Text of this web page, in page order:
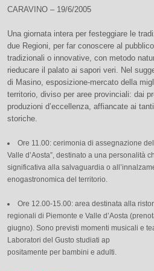
CARAVINO – 19/6/2005
Una giornata intera per festeggiare le
due Regioni, per far conoscere al
tradizionali o innovative, con metodo
rieducare il palato ai sapori veri. Nel
di Masino, esposizione-mercato della
territorio, diviso per aree provinciali: dai
produzioni d’eccellenza, affiancate ai
storiche.
Ore 11.00: cerimonia di assegnazione
Valle d’Aosta”, destinato a una personalità
significativa alla salvaguardia o
enogastronomica del territorio.
Ore 12.00-15.00: area destinata alla
regionali di Piemonte e Valle d’Aosta
giugno). Sono previsti momenti musicali e
Laboratori del Gusto studiati ap
positamente per bambini e adulti.